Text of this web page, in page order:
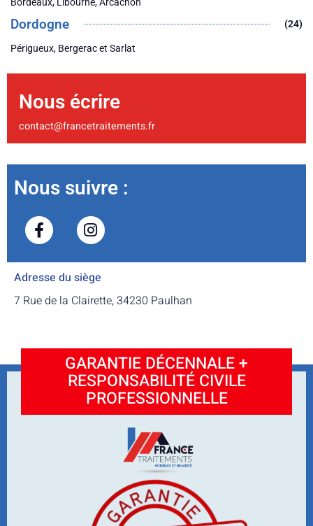
Dordogne (24)
Périgueux, Bergerac et Sarlat
Nous écrire
contact@francetraitements.fr
Nous suivre :
Adresse du siège
7 Rue de la Clairette, 34230 Paulhan
GARANTIE DÉCENNALE +
RESPONSABILITÉ CIVILE
PROFESSIONNELLE